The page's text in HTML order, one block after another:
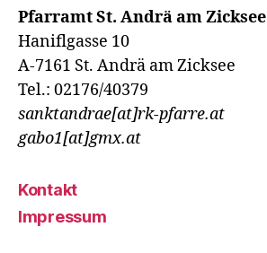
Pfarramt St. Andrä am Zicksee
Haniflgasse 10
A-7161 St. Andrä am Zicksee
Tel.: 02176/40379
sanktandrae[at]rk-pfarre.at
gabo1[at]gmx.at
Kontakt
Impressum